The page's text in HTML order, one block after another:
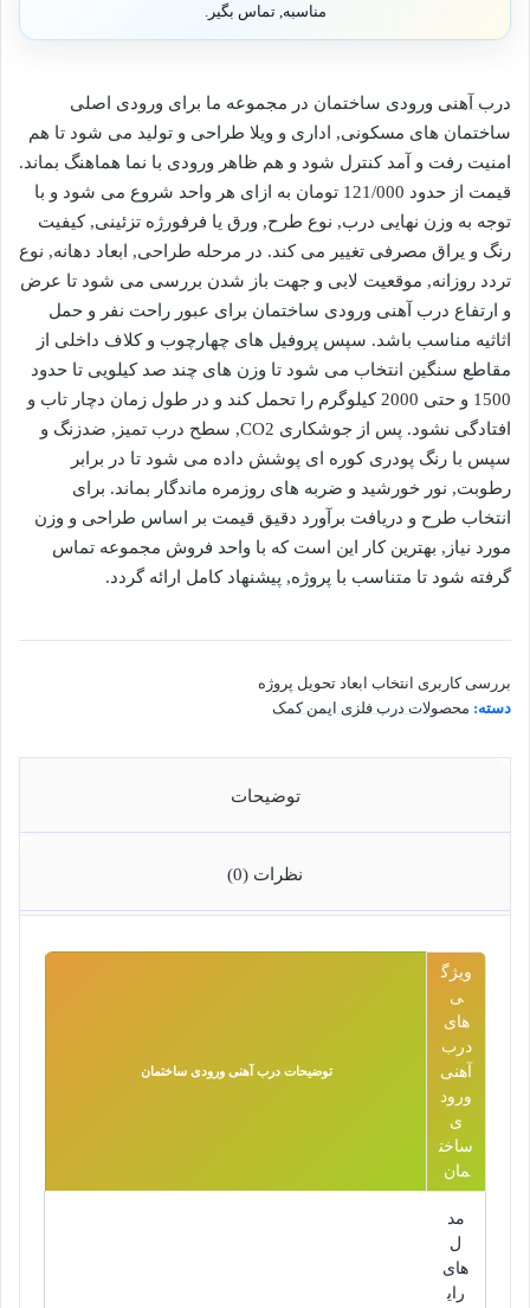
مناسبه, تماس بگیر.
درب آهنی ورودی ساختمان در مجموعه ما برای ورودی اصلی
ساختمان های مسکونی, اداری و ویلا طراحی و تولید می شود تا هم
امنیت رفت و آمد کنترل شود و هم ظاهر ورودی با نما هماهنگ بماند.
قیمت از حدود 121/000 تومان به ازای هر واحد شروع می شود و با
توجه به وزن نهایی درب, نوع طرح, ورق یا فرفورژه تزئینی, کیفیت
رنگ و یراق مصرفی تغییر می کند. در مرحله طراحی, ابعاد دهانه, نوع
تردد روزانه, موقعیت لابی و جهت باز شدن بررسی می شود تا عرض
و ارتفاع درب آهنی ورودی ساختمان برای عبور راحت نفر و حمل
اثاثیه مناسب باشد. سپس پروفیل های چهارچوب و کلاف داخلی از
مقاطع سنگین انتخاب می شود تا وزن های چند صد کیلویی تا حدود
1500 و حتی 2000 کیلوگرم را تحمل کند و در طول زمان دچار تاب و
افتادگی نشود. پس از جوشکاری CO2, سطح درب تمیز, ضدزنگ و
سپس با رنگ پودری کوره ای پوشش داده می شود تا در برابر
رطوبت, نور خورشید و ضربه های روزمره ماندگار بماند. برای
انتخاب طرح و دریافت برآورد دقیق قیمت بر اساس طراحی و وزن
مورد نیاز, بهترین کار این است که با واحد فروش مجموعه تماس
گرفته شود تا متناسب با پروژه, پیشنهاد کامل ارائه گردد.
بررسی کاربری انتخاب ابعاد تحویل پروژه
دسته: محصولات درب فلزی ایمن کمک
توضیحات
نظرات (0)
ویژگ
ی
های
درب
آهنی
ورود
ی
ساخت
مان
توضیحات درب آهنی ورودی ساختمان
مد
ل
های
رای